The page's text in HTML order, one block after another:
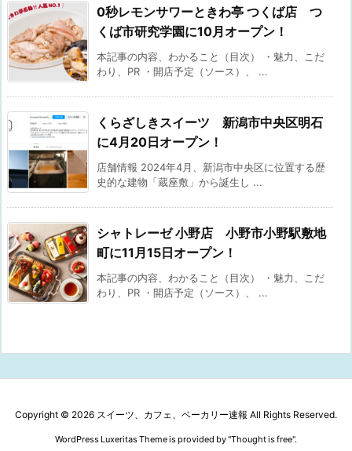
0秒レモンサワーときわ亭 つくば店 つ
くば市研究学園に10月オープン！
本記事の内容、わかること（目次） ・魅力、こだ
わり、PR ・開店予定（ソース）、 ...
くらざしきスイーツ 新潟市中央区明石
に4月20日オープン！
店舗情報 2024年4月、新潟市中央区に位置する歴
史的な建物「蔵座敷」から誕生し ...
シャトレーゼ 小野店 小野市小野駅敷地
町に11月15日オープン！
本記事の内容、わかること（目次） ・魅力、こだ
わり、PR ・開店予定（ソース）、 ...
Copyright © 2026 スイーツ、カフェ、ベーカリー速報 All Rights Reserved.
WordPress Luxeritas Theme is provided by "Thought is free".